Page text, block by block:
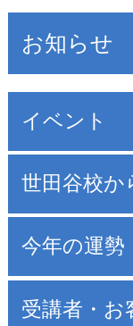
お知らせ
イベント
世田谷校か
今年の運勢
受講者・お